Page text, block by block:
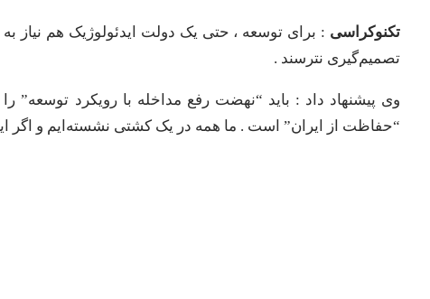
​تکنوکراسی : برای توسعه ، حتی یک دولت ایدئولوژیک هم نیاز
تصمیم‌گیری نترسند .
​وی پیشنهاد داد : باید “نهضت رفع مداخله با رویکرد
“حفاظت از ایران” است . ما همه در یک کشتی نشسته‌ایم و اگر